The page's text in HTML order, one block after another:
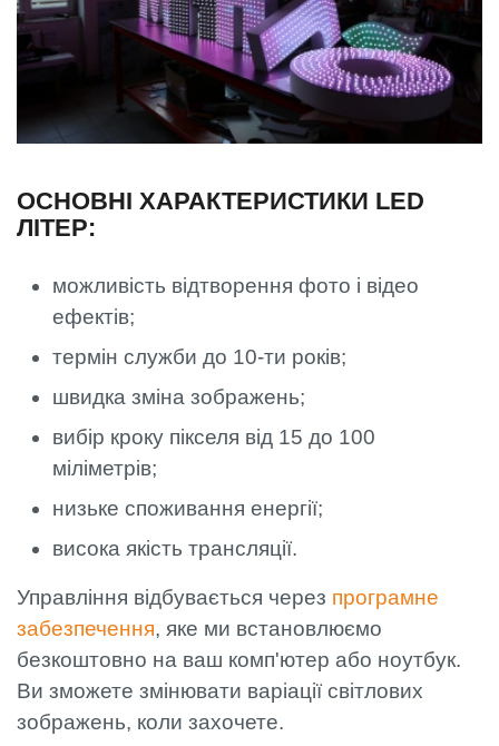
ОСНОВНІ ХАРАКТЕРИСТИКИ LED
ЛІТЕР:
можливість відтворення фото і відео
ефектів;
термін служби до 10-ти років;
швидка зміна зображень;
вибір кроку пікселя від 15 до 100
міліметрів;
низьке споживання енергії;
висока якість трансляції.
Управління відбувається через програмне
забезпечення, яке ми встановлюємо
безкоштовно на ваш комп'ютер або ноутбук.
Ви зможете змінювати варіації світлових
зображень, коли захочете.